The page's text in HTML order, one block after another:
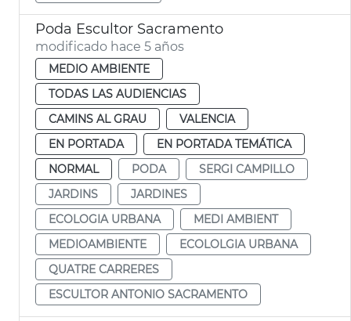
Poda Escultor Sacramento
modificado hace 5 años
MEDIO AMBIENTE
TODAS LAS AUDIENCIAS
CAMINS AL GRAU
VALENCIA
EN PORTADA
EN PORTADA TEMÁTICA
NORMAL
PODA
SERGI CAMPILLO
JARDINS
JARDINES
ECOLOGIA URBANA
MEDI AMBIENT
MEDIOAMBIENTE
ECOLOLGIA URBANA
QUATRE CARRERES
ESCULTOR ANTONIO SACRAMENTO